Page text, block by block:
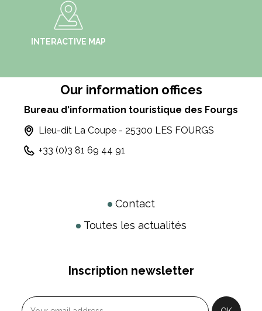
INTERACTIVE MAP
Our information offices
Bureau d'information touristique des Fourgs
Lieu-dit La Coupe - 25300 LES FOURGS
+33 (0)3 81 69 44 91
Contact
Toutes les actualités
Inscription newsletter